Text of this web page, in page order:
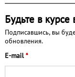
Будьте в
Подписавшись, вы
обновления.
E-mail*